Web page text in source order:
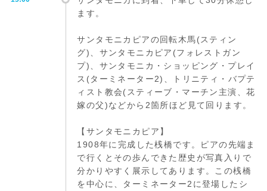
ます。
サンタモニカピアの回転木馬(スティン
グ)、サンタモニカピア(フォレストガン
プ)、サンタモニカ・ショッピング・プレイ
ス(ターミネーター2)、トリニティ・バプテ
ィスト教会(スティーブ・マーチン主演、花
嫁の父)などから2箇所ほど見て回ります。
【サンタモニカピア】
1908年に完成した桟橋です。ピアの先端ま
で行くとその歩んできた歴史が写真入りで
分かりやすく展示してあります。この桟橋
を中心に、ターミネーター2に登場したシ